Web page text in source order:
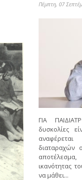
Πέμπτη, 07
ΓΙΑ
δυσκολίες
διαταραχών
ικανότητας
να μάθει...